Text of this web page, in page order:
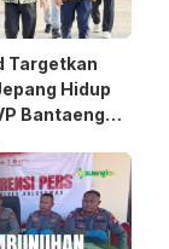
Targetkan
Hidup
Bantaeng
Jurusan